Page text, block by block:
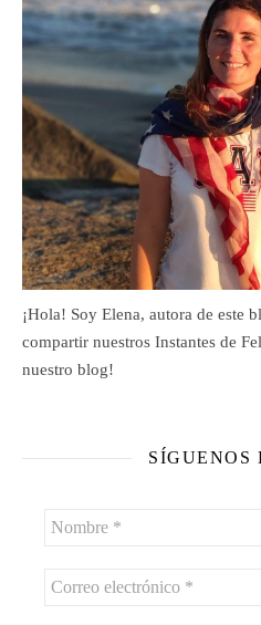
¡Hola! Soy Elena, autora de este
compartir nuestros Instantes de
nuestro blog!
SÍGUENOS
Nombre
Correo